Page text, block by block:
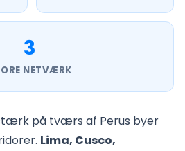
3
NETVÆRK
på tværs af Perus byer
Lima, Cusco,